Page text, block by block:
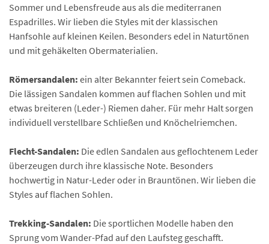
Sommer und Lebensfreude aus als die mediterranen
Espadrilles. Wir lieben die Styles mit der klassischen
Hanfsohle auf kleinen Keilen. Besonders edel in Naturtönen
und mit gehäkelten Obermaterialien.
Römersandalen: ein alter Bekannter feiert sein Comeback.
Die lässigen Sandalen kommen auf flachen Sohlen und mit
etwas breiteren (Leder-) Riemen daher. Für mehr Halt sorgen
individuell verstellbare Schließen und Knöchelriemchen.
Flecht-Sandalen: Die edlen Sandalen aus geflochtenem Leder
überzeugen durch ihre klassische Note. Besonders
hochwertig in Natur-Leder oder in Brauntönen. Wir lieben die
Styles auf flachen Sohlen.
Trekking-Sandalen: Die sportlichen Modelle haben den
Sprung vom Wander-Pfad auf den Laufsteg geschafft.